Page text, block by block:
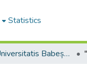
Statistics
Studia Universitatis Babeș-Bolyai Philologia